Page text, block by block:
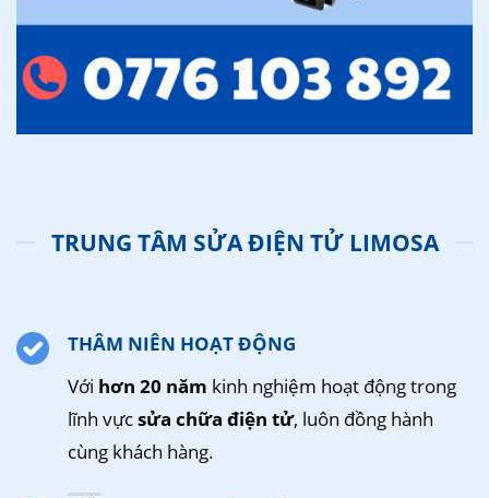
TRUNG TÂM SỬA ĐIỆN TỬ LIMOSA
THÂM NIÊN HOẠT ĐỘNG
Với hơn 20 năm kinh nghiệm hoạt động trong
lĩnh vựcsửa chữa điện tử, luôn đồng hành
cùng khách hàng.